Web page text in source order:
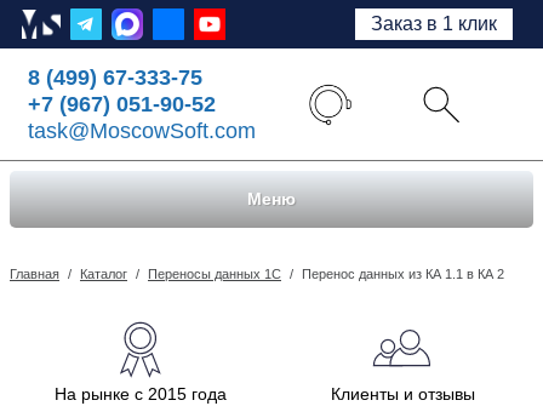
Заказ в 1 клик
8 (499) 67-333-75
+7 (967) 051-90-52
task@MoscowSoft.com
Меню
Главная / Каталог / Переносы данных 1С / Перенос данных из КА 1.1 в КА 2
На рынке с 2015 года Клиенты и отзывы